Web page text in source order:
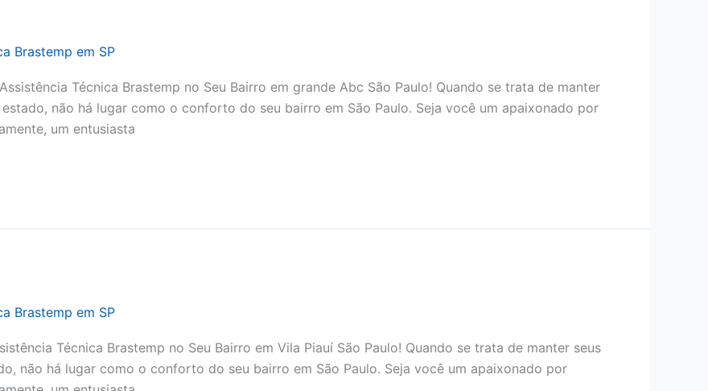
Brastemp em SP
Técnica Brastemp no Seu Bairro em grande Abc São Paulo! Quando se trata de manter
não há lugar como o conforto do seu bairro em São Paulo. Seja você um apaixonado por
um entusiasta
Brastemp em SP
Técnica Brastemp no Seu Bairro em Vila Piauí São Paulo! Quando se trata de manter seus
não há lugar como o conforto do seu bairro em São Paulo. Seja você um apaixonado por